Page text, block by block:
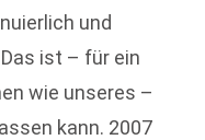
und
ist – für ein
wie unseres –
kann. 2007